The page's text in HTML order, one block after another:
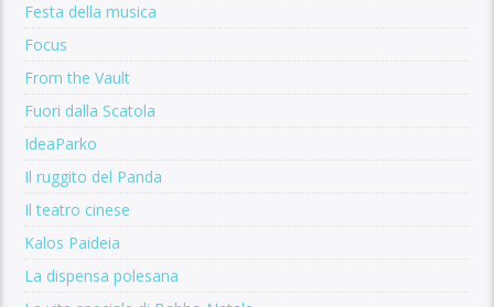
Festa della musica
Focus
From the Vault
Fuori dalla Scatola
IdeaParko
Il ruggito del Panda
Il teatro cinese
Kalos Paideia
La dispensa polesana